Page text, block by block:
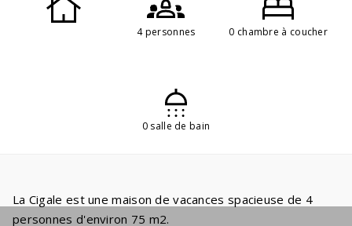
4 personnes 0 chambre à coucher
0 salle de bain
La Cigale est une maison de vacances spacieuse de 4
personnes d'environ 75 m2.